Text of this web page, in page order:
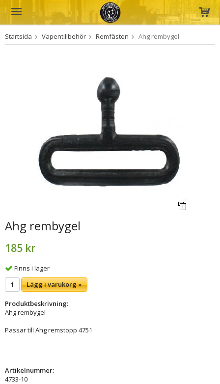
Produkten har blivit tillagd i varukorgen
Startsida Vapentillbehör Remfästen Ahg rembygel
Ahg rembygel
185 kr
Finns i lager
Lägg i varukorg »
Produktbeskrivning:
Ahg rembygel
Passar till Ahg remstopp 4751
Artikelnummer:
4733-10